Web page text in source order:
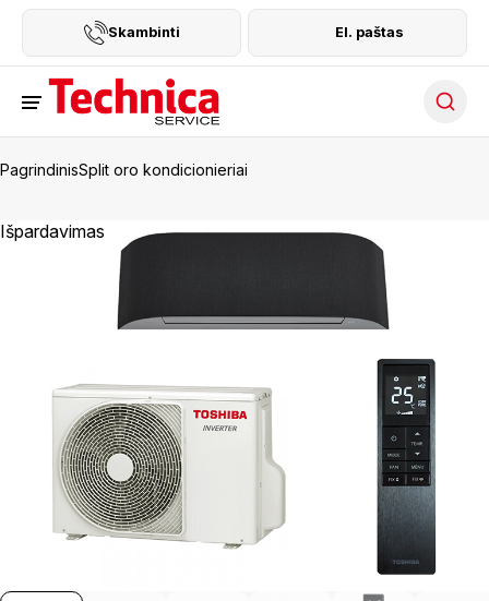
Skambinti El. paštas
PagrindinisSplit oro kondicionieriai
Išpardavimas